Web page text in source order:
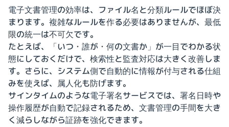
電子文書管理の効率は、ファイル名と分類ルールでほぼ決
まります。複雑なルールを作る必要はありませんが、最低
限の統一は不可欠です。
たとえば、「いつ・誰が・何の文書か」が一目でわかる状
態にしておくだけで、検索性と監査対応は大きく改善しま
す。さらに、システム側で自動的に情報が付与される仕組
みを使えば、属人化も防げます。
サインタイムのような電子署名サービスでは、署名日時や
操作履歴が自動で記録されるため、文書管理の手間を大き
く減らしながら証跡を強化できます。